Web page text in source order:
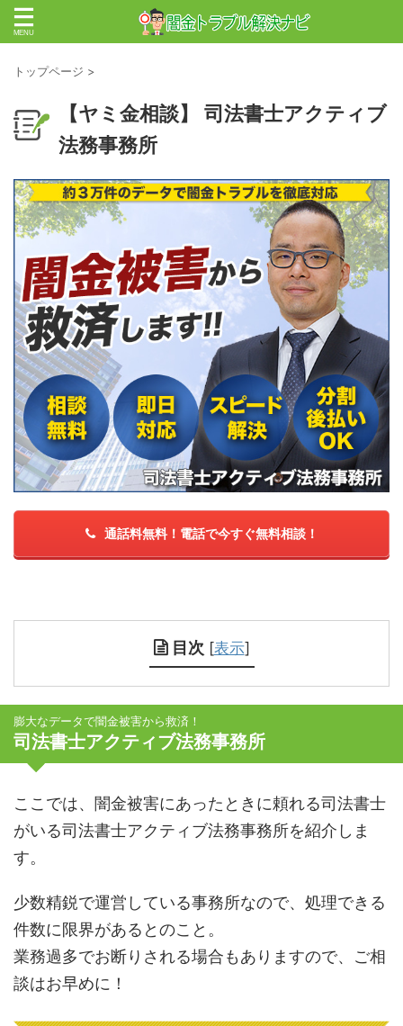
トップページ >
【ヤミ金相談】 司法書士アクティブ
法務事務所
通話料無料！電話で今すぐ無料相談！
目次 [表示]
膨大なデータで闇金被害から救済！
司法書士アクティブ法務事務所
ここでは、闇金被害にあったときに頼れる司法書士
がいる司法書士アクティブ法務事務所を紹介しま
す。
少数精鋭で運営している事務所なので、処理できる
件数に限界があるとのこと。
業務過多でお断りされる場合もありますので、ご相
談はお早めに！